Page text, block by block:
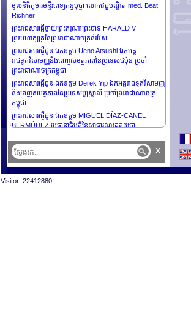
មូលនិធិកុមារមន្ទីរពេទ្យគន្ធបុប្ផា លោកវេជ្ជបណ្ឌិត med. Beat
Richner
ព្រះរាជសារផ្ញើថ្វាយព្រះករុណាព្រះបាទ HARALD V
ព្រះមហាក្សត្រនៃព្រះរាជាណាចក្រន័រវែស
ព្រះរាជសារផ្ញើជូន ឯកឧត្តម Ueno Atsushi ឯកអគ្គ
រាជទូតវិសាមញ្ញនិងពេញសមត្ថភាពនៃប្រទេសជប៉ុន ប្រចាំ
ព្រះរាជាណាចក្រកម្ពុជា
ព្រះរាជសារផ្ញើជូន ឯកឧត្តម Derek Yip ឯកអគ្គរាជទូតវិសាមញ្ញ
និងពេញសមត្ថភាពនៃប្រទេសអូស្រ្តាលី ប្រចាំព្រះរាជាណាចក្រ
កម្ពុជា
ព្រះរាជសារផ្ញើជូន ឯកឧត្តម MIGUEL DÍAZ-CANEL
BERMÚDEZ ប្រធានាធិបតីនៃសាធារណរដ្ឋគុយបា
SHANMUGARATNAM ប្រធានាធិបតីនៃសាធារណរដ្ឋសាំង
ហ្គាពួរ
x
Visitor: 22412880